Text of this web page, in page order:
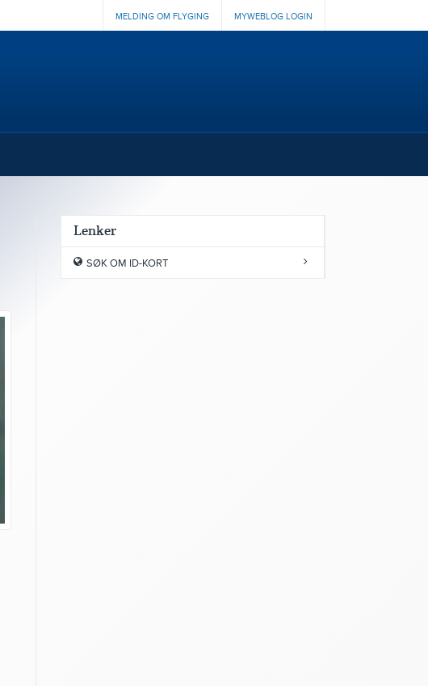
MELDING OM FLYGING MYWEBLOG LOGIN
Lenker
SØK OM ID-KORT